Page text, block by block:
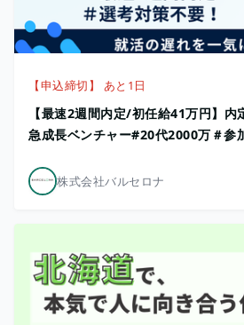
【申込締切】 あと1日
【最速2週間内定/初任給41万円】
急成長ベンチャー#20代2000万＃参
株式会社バルセロナ